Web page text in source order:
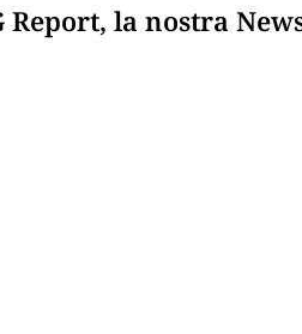
Report, la nostra